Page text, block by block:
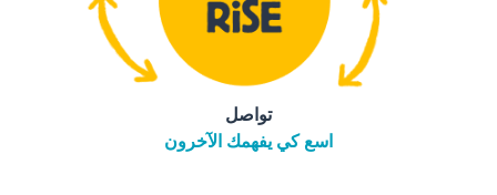
تواصل
اسع كي يفهمك الآخرون